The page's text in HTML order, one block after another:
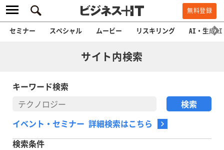
無料登録
セミナー スペシャル ムービー リスキリング AI・生成AI
サイト内検索
キーワード検索
イベント・セミナー 詳細検索はこちら
検索条件